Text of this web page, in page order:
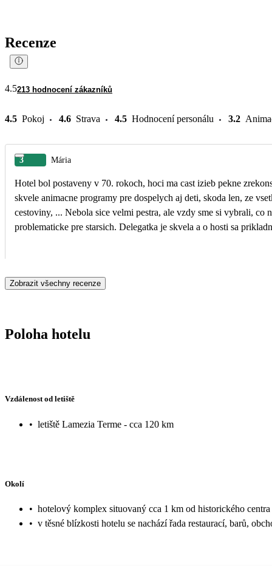
Recenze
4.5213 hodnocení zákazníků
4.5 Pokoj 4.6 Strava 4.5 Hodnocení personálu 3.2
3 Mária
Hotel bol postaveny v 70. rokoch, hoci ma cast izieb pekne
skvele animacne programy pre dospelych aj deti, skoda len, ze
cestoviny, ... Nebola sice velmi pestra, ale vzdy sme si vybrali,
problematicke pre starsich. Delegatka je skvela a o hosti sa
Zobrazit všechny recenze
Poloha hotelu
Vzdálenost od letiště
• letiště Lamezia Terme - cca 120 km
Okolí
• hotelový komplex situovaný cca 1 km od historického centra
• v těsné blízkosti hotelu se nachází řada restaurací, barů,